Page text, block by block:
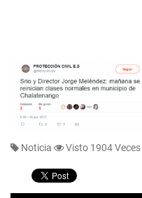
Noticia Visto 1904 Veces